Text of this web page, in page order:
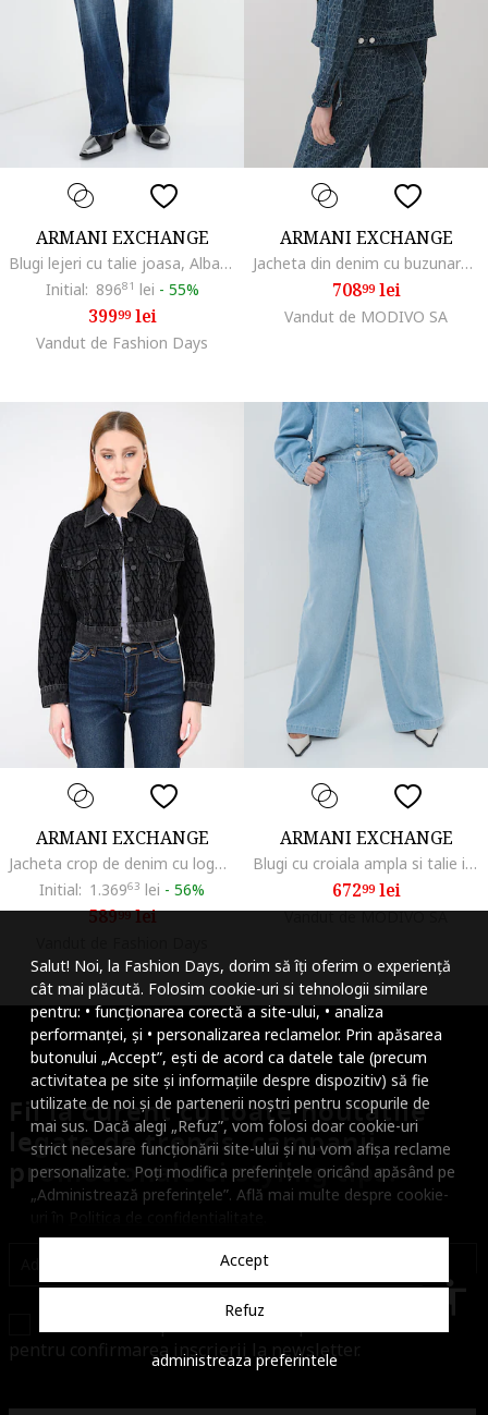
Salut! Noi, la Fashion Days, dorim să îți oferim o experiență
cât mai plăcută. Folosim cookie-uri si tehnologii similare
pentru: • funcționarea corectă a site-ului, • analiza
performanței, și • personalizarea reclamelor. Prin apăsarea
butonului „Accept”, ești de acord ca datele tale (precum
activitatea pe site și informațiile despre dispozitiv) să fie
utilizate de noi și de partenerii noștri pentru scopurile de
mai sus. Dacă alegi „Refuz”, vom folosi doar cookie-uri
strict necesare funcționării site-ului și nu vom afișa reclame
personalizate. Poți modifica preferințele oricând apăsând pe
„Administrează preferințele”. Află mai multe despre cookie-
Accept
Refuz
administreaza preferintele
ARMANI EXCHANGE
Blugi lejeri cu talie joasa, Albastru inchis
Initial: 89681 lei - 55%
39999lei
Vandut de Fashion Days
ARMANI EXCHANGE
Jacheta din denim cu buzunare pe piept, Bleumarin
70899lei
Vandut de MODIVO SA
ARMANI EXCHANGE
Jacheta crop de denim cu logo, Negru stins
Initial: 1.36963 lei - 56%
58999lei
ARMANI EXCHANGE
Blugi cu croiala ampla si talie inalta, Albastru deschis melange
67299lei
Vandut de MODIVO SA
Fii la curent cu toate noutatile
legate de trends, campanii
promotionale si styling tips.
pentru confirmarea inscrierii la newsletter.
accessibility
Micsoreaza
Mareste spatierea
Micsoreaza
Mareste inaltimea
Micsoreaza
Inverseaza culorile
Nuante de gri
Cursor mare